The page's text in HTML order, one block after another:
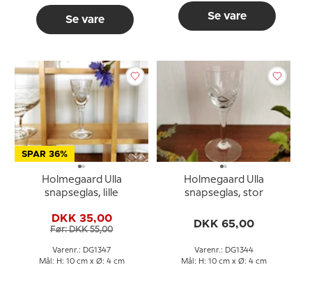
Se vare Se vare
SPAR 36%
Holmegaard Ulla
snapseglas, lille
DKK 35,00
Før: DKK 55,00
Varenr.: DG1347
Mål: H: 10 cm x Ø: 4 cm
Holmegaard Ulla
snapseglas, stor
DKK 65,00
Varenr.: DG1344
Mål: H: 10 cm x Ø: 4 cm